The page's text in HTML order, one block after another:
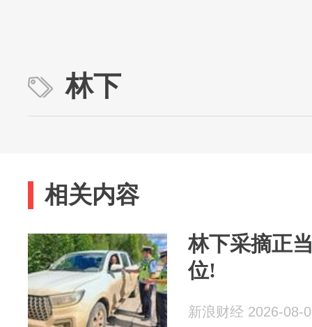
林下
相关内容
林下采摘正
位!
新浪财经 2026-08-